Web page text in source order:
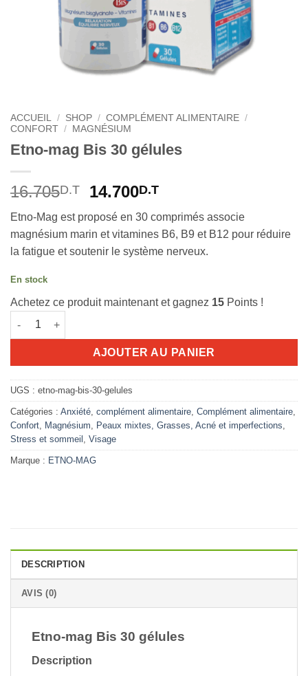
ACCUEIL / SHOP / COMPLÉMENT ALIMENTAIRE /
CONFORT / MAGNÉSIUM
Etno-mag Bis 30 gélules
16.705D.T
Le
prix
initial
était :
16.705D.T.
14.700D.TLe
actuel
est :
14.700D.T.
Etno-Mag est proposé en 30 comprimés associe
magnésium marin et vitamines B6, B9 et B12 pour réduire
la fatigue et soutenir le système nerveux.
En stock
Achetez ce produit maintenant et gagnez 15 Points !
quantité de Etno-mag Bis 30 gélules
AJOUTER AU PANIER
UGS : etno-mag-bis-30-gelules
Catégories : Anxiété, complément alimentaire, Complément alimentaire,
Confort, Magnésium, Peaux mixtes, Grasses, Acné et imperfections,
Stress et sommeil , Visage
Marque : ETNO-MAG
DESCRIPTION
AVIS (0)
Etno-mag Bis 30 gélules
Description